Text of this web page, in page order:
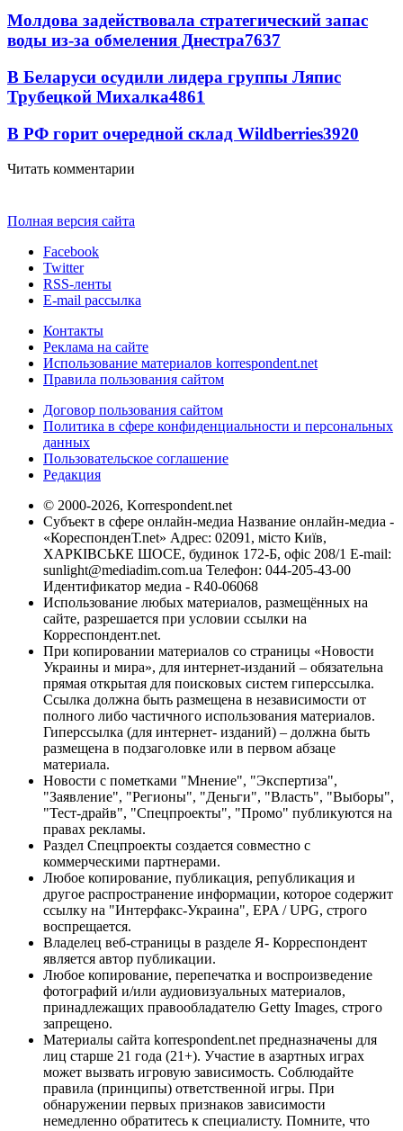
Молдова задействовала стратегический запас
воды из-за обмеления Днестра7637
В Беларуси осудили лидера группы Ляпис
Трубецкой Михалка4861
В РФ горит очередной склад Wildberries3920
Читать комментарии
Полная версия сайта
Facebook
Twitter
RSS-ленты
E-mail рассылка
Контакты
Реклама на сайте
Использование материалов korrespondent.net
Правила пользования сайтом
Договор пользования сайтом
Политика в сфере конфиденциальности и персональных
данных
Пользовательское соглашение
Редакция
© 2000-2026, Korrespondent.net
Субъект в сфере онлайн-медиа Название онлайн-медиа -
«КореспонденТ.net» Адрес: 02091, місто Київ,
ХАРКІВСЬКЕ ШОСЕ, будинок 172-Б, офіс 208/1 E-mail:
sunlight@mediadim.com.ua Телефон: 044-205-43-00
Идентификатор медиа - R40-06068
Использование любых материалов, размещённых на
сайте, разрешается при условии ссылки на
Корреспондент.net.
При копировании материалов со страницы «Новости
Украины и мира», для интернет-изданий – обязательна
прямая открытая для поисковых систем гиперссылка.
Ссылка должна быть размещена в независимости от
полного либо частичного использования материалов.
Гиперссылка (для интернет- изданий) – должна быть
размещена в подзаголовке или в первом абзаце
материала.
Новости с пометками "Мнение", "Экспертиза",
"Заявление", "Регионы", "Деньги", "Власть", "Выборы",
"Тест-драйв", "Спецпроекты", "Промо" публикуются на
правах рекламы.
Раздел Спецпроекты создается совместно с
коммерческими партнерами.
Любое копирование, публикация, републикация и
другое распространение информации, которое содержит
ссылку на "Интерфакс-Украина", EPA / UPG, строго
воспрещается.
Владелец веб-страницы в разделе Я- Корреспондент
является автор публикации.
Любое копирование, перепечатка и воспроизведение
фотографий и/или аудиовизуальных материалов,
принадлежащих правообладателю Getty Images, строго
запрещено.
Материалы сайта korrespondent.net предназначены для
лиц старше 21 года (21+). Участие в азартных играх
может вызвать игровую зависимость. Соблюдайте
правила (принципы) ответственной игры. При
обнаружении первых признаков зависимости
немедленно обратитесь к специалисту. Помните, что